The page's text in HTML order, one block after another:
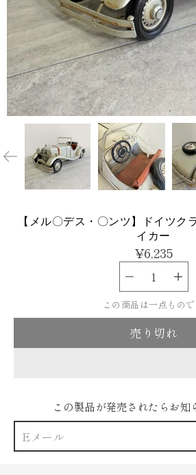
【メル〇デス・〇ンツ】ドイツク
イカー
¥6,235
バ
リ
ア
ン
ト
を
数量セレクタ
ー
この商品は一点もの
売り切れ
この製品が発売されたらお知